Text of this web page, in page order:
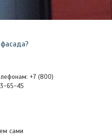
+7 (800)
65-45
сами